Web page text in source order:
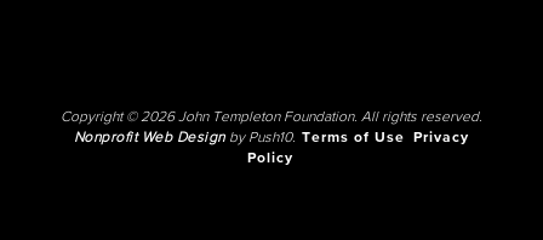
Copyright © 2026 John Templeton Foundation. All rights reserved.
Nonprofit Web Designby Push10. Terms of Use
Privacy
Policy